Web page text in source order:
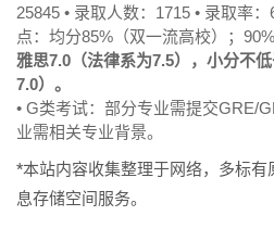
25845 • 录取人数：1715 • 录取率
点：均分85%（双一流高校）；
雅思7.0（法律系为7.5），小分不
7.0）。
• G类考试：部分专业需提交GRE/
业需相关专业背景。
*本站内容收集整理于网络，多标
息存储空间服务。